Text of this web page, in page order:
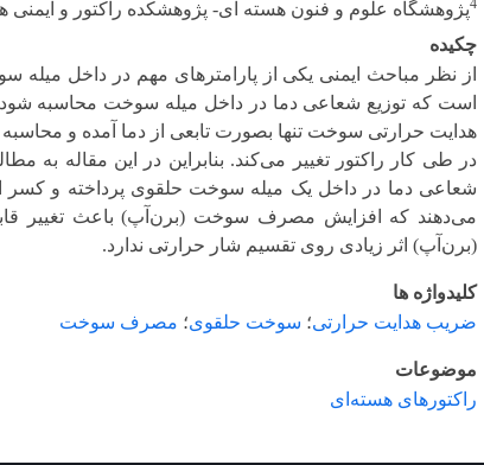
4پژوهشگاه علوم و فنون هسته ای- پژوهشکده راکتور و ایمنی
چکیده
از نظر مباحث ایمنی یکی از پارامترهای مهم در داخل
است که توزیع شعاعی دما در داخل میله سوخت محاسبه
هدایت حرارتی سوخت تنها بصورت تابعی از دما آمده و
در طی کار راکتور تغییر می‌کند. بنابراین در این مقاله
شعاعی دما در داخل یک میله سوخت حلقوی پرداخته و کسر
می‌دهند که افزایش مصرف سوخت (برن‌آپ) باعث تغییر
(برن‌آپ) اثر زیادی روی تقسیم شار حرارتی ندارد.
کلیدواژه ها
ضریب هدایت حرارتی؛ سوخت حلقوی؛ مصرف سوخت
موضوعات
راکتورهای هسته‌ای